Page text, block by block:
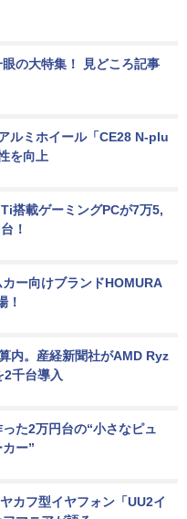
の大特集！ 見どころ記事
ルミホイール「CE28 N-plu
を向上
搭載ゲーミングPCが7万5,
！
ー向けブランドHOMURA
！
内。産経新聞社がAMD Ryz
千台導入
た2万円台の“小さなピュ
ー”
カフ型イヤフォン「UU2イ